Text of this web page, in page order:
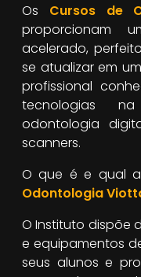
Os Cursos de
proporcionam
acelerado,
se atualizar em
profissional
tecnologias
odontologia
scanners.
O que é e qual
Odontologia
O Instituto dispõe
e equipamentos
seus alunos e